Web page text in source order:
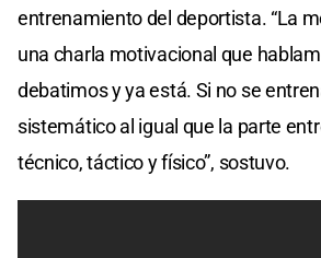
entrenamiento del deportista. “La
una charla motivacional que
debatimos y ya está. Si no se
sistemático al igual que la parte
técnico, táctico y físico”, sostuvo.